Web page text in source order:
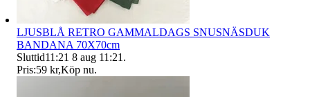
LJUSBLÅ RETRO GAMMALDAGS SNUSNÄSDUK
BANDANA 70X70cm
Sluttid11:21 8 aug 11:21 .
Pris:59 kr,Köp nu.